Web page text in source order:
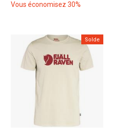
Vous économisez 30%
Solde